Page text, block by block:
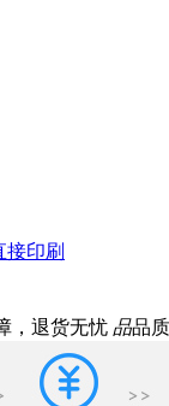
接印刷
，退货无忧 品品